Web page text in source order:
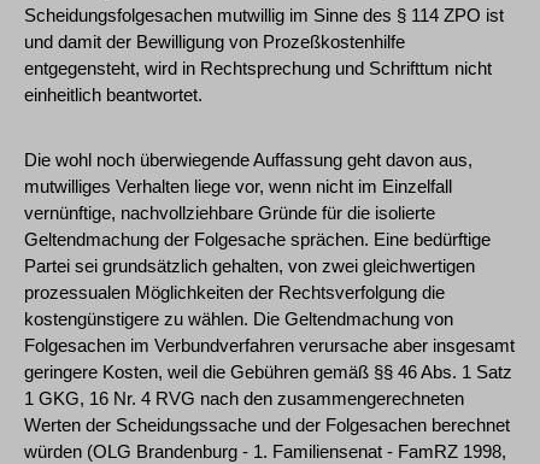
Scheidungsfolgesachen mutwillig im Sinne des § 114 ZPO ist
und damit der Bewilligung von Prozeßkostenhilfe
entgegensteht, wird in Rechtsprechung und Schrifttum nicht
einheitlich beantwortet.
Die wohl noch überwiegende Auffassung geht davon aus,
mutwilliges Verhalten liege vor, wenn nicht im Einzelfall
vernünftige, nachvollziehbare Gründe für die isolierte
Geltendmachung der Folgesache sprächen. Eine bedürftige
Partei sei grundsätzlich gehalten, von zwei gleichwertigen
prozessualen Möglichkeiten der Rechtsverfolgung die
kostengünstigere zu wählen. Die Geltendmachung von
Folgesachen im Verbundverfahren verursache aber insgesamt
geringere Kosten, weil die Gebühren gemäß §§ 46 Abs. 1 Satz
1 GKG, 16 Nr. 4 RVG nach den zusammengerechneten
Werten der Scheidungssache und der Folgesachen berechnet
würden (OLG Brandenburg - 1. Familiensenat - FamRZ 1998,